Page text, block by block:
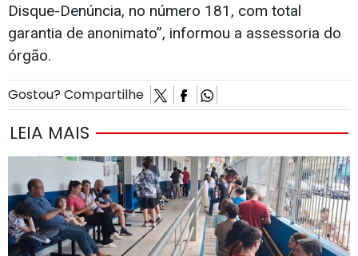
Disque-Denúncia, no número 181, com total
garantia de anonimato”, informou a assessoria do
órgão.
Gostou? Compartilhe
LEIA MAIS